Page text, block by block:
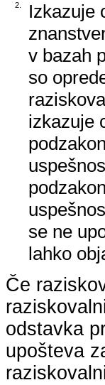
2.
Izkazuje
v bazah
so
izkazuje
se ne
lahko
Če
odstavka
upošteva